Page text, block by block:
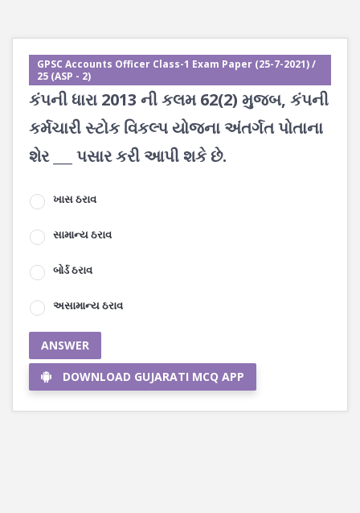
GPSC Accounts Officer Class-1 Exam Paper (25-7-2021) /
25 (ASP - 2)
કંપની ધારા 2013 ની કલમ 62(2) મુજબ, કંપની
કર્મચારી સ્ટોક વિકલ્પ યોજના અંતર્ગત પોતાના
શેર ___ પસાર કરી આપી શકે છે.
ખાસ ઠરાવ
સામાન્ય ઠરાવ
બોર્ડ ઠરાવ
અસામાન્ય ઠરાવ
ANSWER
DOWNLOAD GUJARATI MCQ APP